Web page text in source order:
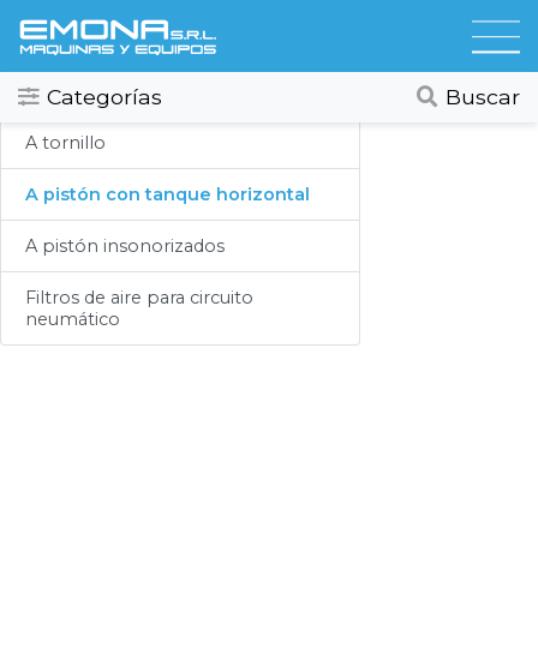
Categorías Buscar
Categorias
Todos
Compresores
Compresores
Ver todos
A tornillo
A pistón con tanque horizontal
A pistón insonorizados
Filtros de aire para circuito
neumático
Secadores
Hidrolavadoras
Lubricación
Limpieza